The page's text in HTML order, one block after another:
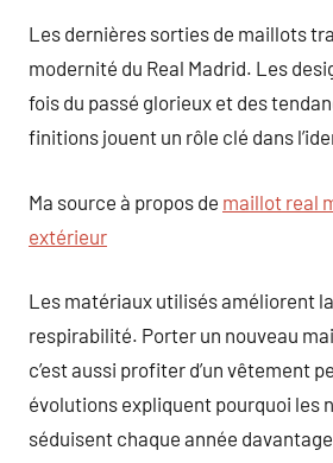
Les dernières sorties de maillots
modernité du Real Madrid. Les
fois du passé glorieux et des
finitions jouent un rôle clé dans
Ma source à propos de maillot real
extérieur
Les matériaux utilisés améliorent
respirabilité. Porter un nouveau
c’est aussi profiter d’un vêtement
évolutions expliquent pourquoi les
séduisent chaque année